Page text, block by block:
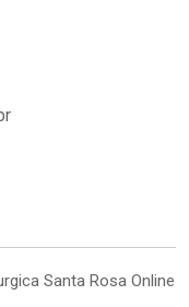
Santa Rosa Online